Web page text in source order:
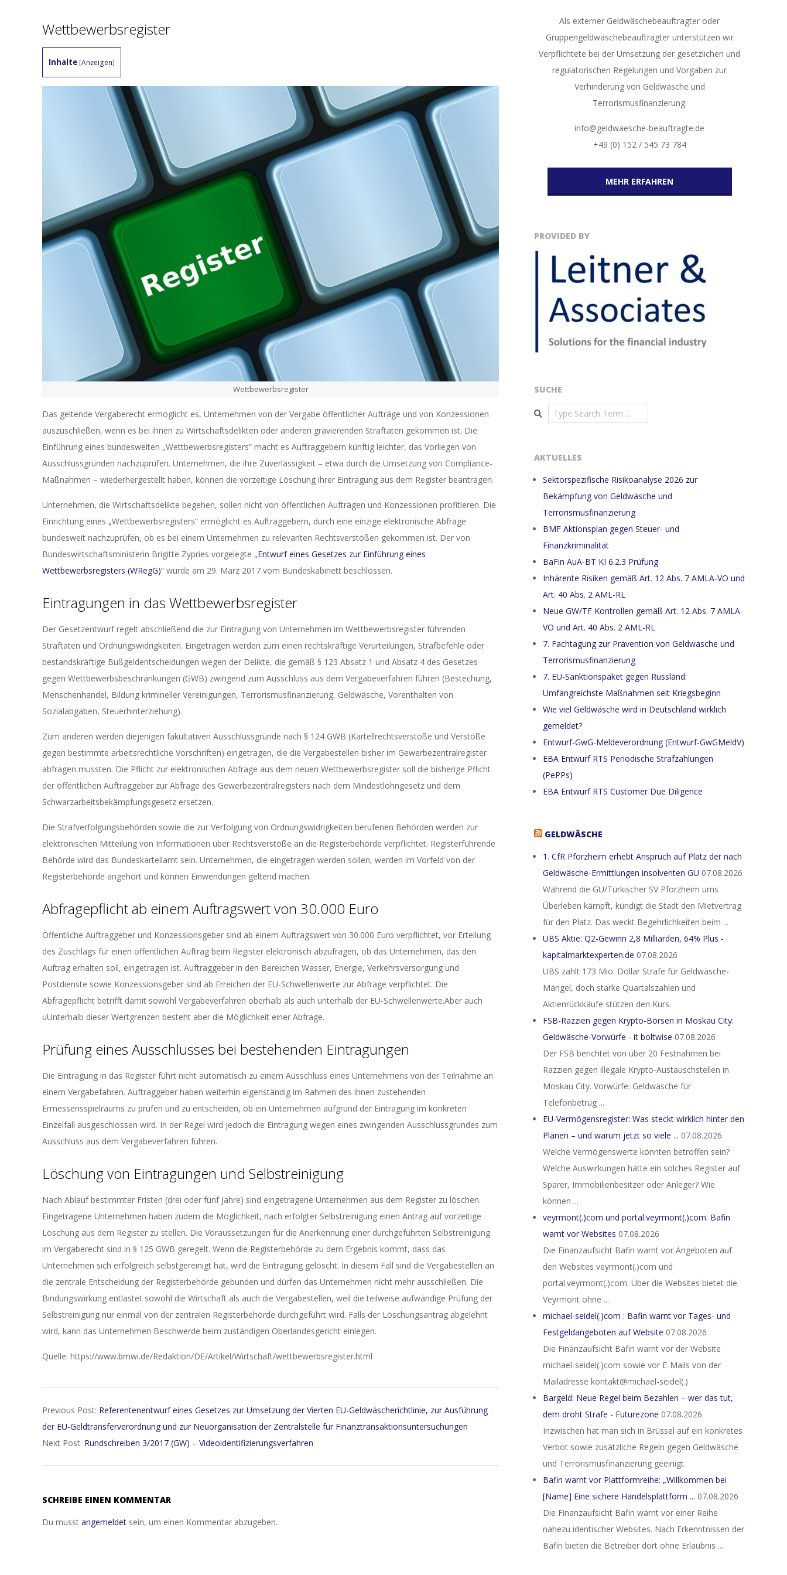
Wettbewerbsregister
Inhalte [Anzeigen]
Wettbewerbsregister
Das geltende Vergaberecht ermöglicht es, Unternehmen von der Vergabe öffentlicher Aufträge und von Konzessionen
auszuschließen, wenn es bei ihnen zu Wirtschaftsdelikten oder anderen gravierenden Straftaten gekommen ist. Die
Einführung eines bundesweiten „Wettbewerbsregisters“ macht es Auftraggebern künftig leichter, das Vorliegen von
Ausschlussgründen nachzuprüfen. Unternehmen, die ihre Zuverlässigkeit – etwa durch die Umsetzung von Compliance-
Maßnahmen – wiederhergestellt haben, können die vorzeitige Löschung ihrer Eintragung aus dem Register beantragen.
Unternehmen, die Wirtschaftsdelikte begehen, sollen nicht von öffentlichen Aufträgen und Konzessionen profitieren. Die
Einrichtung eines „Wettbewerbsregisters“ ermöglicht es Auftraggebern, durch eine einzige elektronische Abfrage
bundesweit nachzuprüfen, ob es bei einem Unternehmen zu relevanten Rechtsverstößen gekommen ist. Der von
Bundeswirtschaftsministerin Brigitte Zypries vorgelegte „Entwurf eines Gesetzes zur Einführung eines
Wettbewerbsregisters (WRegG)“ wurde am 29. März 2017 vom Bundeskabinett beschlossen.
Eintragungen in das Wettbewerbsregister
Der Gesetzentwurf regelt abschließend die zur Eintragung von Unternehmen im Wettbewerbsregister führenden
Straftaten und Ordnungswidrigkeiten. Eingetragen werden zum einen rechtskräftige Verurteilungen, Strafbefehle oder
bestandskräftige Bußgeldentscheidungen wegen der Delikte, die gemäß § 123 Absatz 1 und Absatz 4 des Gesetzes
gegen Wettbewerbsbeschränkungen (GWB) zwingend zum Ausschluss aus dem Vergabeverfahren führen (Bestechung,
Menschenhandel, Bildung krimineller Vereinigungen, Terrorismusfinanzierung, Geldwäsche, Vorenthalten von
Sozialabgaben, Steuerhinterziehung).
Zum anderen werden diejenigen fakultativen Ausschlussgründe nach § 124 GWB (Kartellrechtsverstöße und Verstöße
gegen bestimmte arbeitsrechtliche Vorschriften) eingetragen, die die Vergabestellen bisher im Gewerbezentralregister
abfragen mussten. Die Pflicht zur elektronischen Abfrage aus dem neuen Wettbewerbsregister soll die bisherige Pflicht
der öffentlichen Auftraggeber zur Abfrage des Gewerbezentralregisters nach dem Mindestlohngesetz und dem
Schwarzarbeitsbekämpfungsgesetz ersetzen.
Die Strafverfolgungsbehörden sowie die zur Verfolgung von Ordnungswidrigkeiten berufenen Behörden werden zur
elektronischen Mitteilung von Informationen über Rechtsverstöße an die Registerbehörde verpflichtet. Registerführende
Behörde wird das Bundeskartellamt sein. Unternehmen, die eingetragen werden sollen, werden im Vorfeld von der
Registerbehörde angehört und können Einwendungen geltend machen.
Abfragepflicht ab einem Auftragswert von 30.000 Euro
Öffentliche Auftraggeber und Konzessionsgeber sind ab einem Auftragswert von 30.000 Euro verpflichtet, vor Erteilung
des Zuschlags für einen öffentlichen Auftrag beim Register elektronisch abzufragen, ob das Unternehmen, das den
Auftrag erhalten soll, eingetragen ist. Auftraggeber in den Bereichen Wasser, Energie, Verkehrsversorgung und
Postdienste sowie Konzessionsgeber sind ab Erreichen der EU-Schwellenwerte zur Abfrage verpflichtet. Die
Abfragepflicht betrifft damit sowohl Vergabeverfahren oberhalb als auch unterhalb der EU-Schwellenwerte.Aber auch
uUnterhalb dieser Wertgrenzen besteht aber die Möglichkeit einer Abfrage.
Prüfung eines Ausschlusses bei bestehenden Eintragungen
Die Eintragung in das Register führt nicht automatisch zu einem Ausschluss eines Unternehmens von der Teilnahme an
einem Vergabefahren. Auftraggeber haben weiterhin eigenständig im Rahmen des ihnen zustehenden
Ermessensspielraums zu prüfen und zu entscheiden, ob ein Unternehmen aufgrund der Eintragung im konkreten
Einzelfall ausgeschlossen wird. In der Regel wird jedoch die Eintragung wegen eines zwingenden Ausschlussgrundes zum
Ausschluss aus dem Vergabeverfahren führen.
Löschung von Eintragungen und Selbstreinigung
Nach Ablauf bestimmter Fristen (drei oder fünf Jahre) sind eingetragene Unternehmen aus dem Register zu löschen.
Eingetragene Unternehmen haben zudem die Möglichkeit, nach erfolgter Selbstreinigung einen Antrag auf vorzeitige
Löschung aus dem Register zu stellen. Die Voraussetzungen für die Anerkennung einer durchgeführten Selbstreinigung
im Vergaberecht sind in § 125 GWB geregelt. Wenn die Registerbehörde zu dem Ergebnis kommt, dass das
Unternehmen sich erfolgreich selbstgereinigt hat, wird die Eintragung gelöscht. In diesem Fall sind die Vergabestellen an
die zentrale Entscheidung der Registerbehörde gebunden und dürfen das Unternehmen nicht mehr ausschließen. Die
Bindungswirkung entlastet sowohl die Wirtschaft als auch die Vergabestellen, weil die teilweise aufwändige Prüfung der
Selbstreinigung nur einmal von der zentralen Registerbehörde durchgeführt wird. Falls der Löschungsantrag abgelehnt
wird, kann das Unternehmen Beschwerde beim zuständigen Oberlandesgericht einlegen.
Quelle: https://www.bmwi.de/Redaktion/DE/Artikel/Wirtschaft/wettbewerbsregister.html
04-
07
Previous Post: Re­fe­ren­ten­ent­wurf ei­nes Ge­set­zes zur Um­set­zung der Vier­ten EU-Geld­wä­sche­richt­li­nie, zur Aus­füh­rung
der EU-Geldtrans­fer­ver­ord­nung und zur Neu­or­ga­ni­sa­ti­on der Zen­tral­stel­le für Fi­nanz­trans­ak­ti­ons­un­ter­su­chun­gen
Next Post: Rundschreiben 3/2017 (GW) – Videoidentifizierungsverfahren
SCHREIBE EINEN KOMMENTAR
Du musst angemeldet sein, um einen Kommentar abzugeben.
Als externer Geldwäschebeauftragter oder
Gruppengeldwäschebeauftragter unterstützen wir
Verpflichtete bei der Umsetzung der gesetzlichen und
regulatorischen Regelungen und Vorgaben zur
Verhinderung von Geldwäsche und
Terrorismusfinanzierung.
info@geldwaesche-beauftragte.de
+49 (0) 152 / 545 73 784
MEHR ERFAHREN
PROVIDED BY
SUCHE
Search
AKTUELLES
Sektorspezifische Risikoanalyse 2026 zur
Bekämpfung von Geldwäsche und
Terrorismusfinanzierung
BMF Aktionsplan gegen Steuer- und
Finanzkriminalität
BaFin AuA-BT KI 6.2.3 Prüfung
Inhärente Risiken gemäß Art. 12 Abs. 7 AMLA-VO und
Art. 40 Abs. 2 AML-RL
Neue GW/TF Kontrollen gemäß Art. 12 Abs. 7 AMLA-
VO und Art. 40 Abs. 2 AML-RL
7. Fachtagung zur Prävention von Geldwäsche und
Terrorismusfinanzierung
7. EU-Sanktionspaket gegen Russland:
Umfangreichste Maßnahmen seit Kriegsbeginn
Wie viel Geldwäsche wird in Deutschland wirklich
gemeldet?
Entwurf-GwG-Meldeverordnung (Entwurf-GwGMeldV)
EBA Entwurf RTS Periodische Strafzahlungen
(PePPs)
EBA Entwurf RTS Customer Due Diligence
GELDWÄSCHE
1. CfR Pforzheim erhebt Anspruch auf Platz der nach
Geldwäsche-Ermittlungen insolventen GU 07.08.2026
Während die GU/Türkischer SV Pforzheim ums
Überleben kämpft, kündigt die Stadt den Mietvertrag
für den Platz. Das weckt Begehrlichkeiten beim ...
UBS Aktie: Q2-Gewinn 2,8 Milliarden, 64% Plus -
kapitalmarktexperten.de 07.08.2026
UBS zahlt 173 Mio. Dollar Strafe für Geldwäsche-
Mängel, doch starke Quartalszahlen und
Aktienrückkäufe stützen den Kurs.
FSB-Razzien gegen Krypto-Börsen in Moskau City:
Geldwäsche-Vorwürfe - it boltwise 07.08.2026
Der FSB berichtet von über 20 Festnahmen bei
Razzien gegen illegale Krypto-Austauschstellen in
Moskau City. Vorwürfe: Geldwäsche für
Telefonbetrug ...
EU-Vermögensregister: Was steckt wirklich hinter den
Plänen – und warum jetzt so viele ... 07.08.2026
Welche Vermögenswerte könnten betroffen sein?
Welche Auswirkungen hätte ein solches Register auf
Sparer, Immobilienbesitzer oder Anleger? Wie
können ...
veyrmont(.)com und portal.veyrmont(.)com: Bafin
warnt vor Websites 07.08.2026
Die Finanzaufsicht Bafin warnt vor Angeboten auf
den Websites veyrmont(.)com und
portal.veyrmont(.)com. Über die Websites bietet die
Veyrmont ohne ...
michael-seidel(.)com : Bafin warnt vor Tages- und
Festgeldangeboten auf Website 07.08.2026
Die Finanzaufsicht Bafin warnt vor der Website
michael-seidel(.)com sowie vor E-Mails von der
Mailadresse kontakt@michael-seidel(.)
Bargeld: Neue Regel beim Bezahlen – wer das tut,
dem droht Strafe - Futurezone 07.08.2026
Inzwischen hat man sich in Brüssel auf ein konkretes
Verbot sowie zusätzliche Regeln gegen Geldwäsche
und Terrorismusfinanzierung geeinigt.
Bafin warnt vor Plattformreihe: „Willkommen bei
[Name] Eine sichere Handelsplattform ... 07.08.2026
Die Finanzaufsicht Bafin warnt vor einer Reihe
nahezu identischer Websites. Nach Erkenntnissen der
Bafin bieten die Betreiber dort ohne Erlaubnis ...